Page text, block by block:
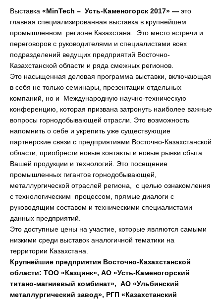
Выставка «MinTech – Усть-Каменогорск 2017» — это
главная специализированная выставка в крупнейшем
промышленном регионе Казахстана. Это место встречи и
переговоров с руководителями и специалистами всех
подразделений ведущих предприятий Восточно-
Казахстанской области и ряда смежных регионов.
Это насыщенная деловая программа выставки, включающая
в себя не только семинары, презентации отдельных
компаний, но и Международную научно-техническую
конференцию, которая призвана затронуть наиболее важные
вопросы горнодобывающей отрасли. Это возможность
напомнить о себе и укрепить уже существующие
партнерские связи с предприятиями Восточно-Казахстанской
области, приобрести новые контакты и новые рынки сбыта
Вашей продукции и технологий. Это посещение
промышленных гигантов горнодобывающей,
металлургической отраслей региона, с целью ознакомления
с технологическим процессом, прямые диалоги с
руководящим составом и техническими специалистами
данных предприятий.
Это доступные цены на участие, которые являются самыми
низкими среди выставок аналогичной тематики на
территории Казахстана.
Крупнейшие предприятия Восточно-Казахстанской
области: ТОО «Казцинк», АО «Усть-Каменогорский
титано-магниевый комбинат», АО «Ульбинский
металлургический завод», РГП «Казахстанский